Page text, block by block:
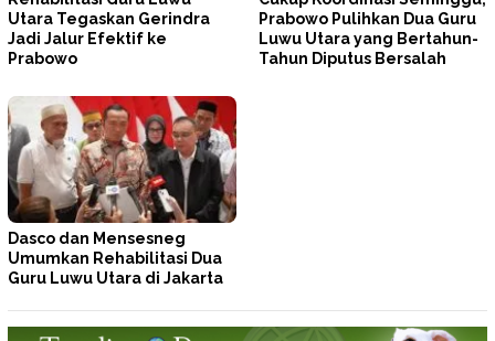
Utara Tegaskan Gerindra
Jadi Jalur Efektif ke
Prabowo
Prabowo Pulihkan Dua Guru
Luwu Utara yang Bertahun-
Tahun Diputus Bersalah
Dasco dan Mensesneg
Umumkan Rehabilitasi Dua
Guru Luwu Utara di Jakarta